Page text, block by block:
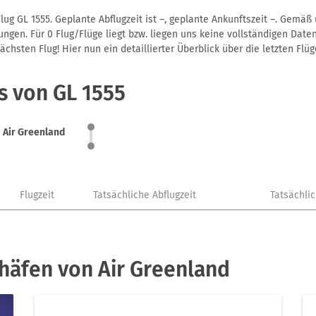
GL 1555. Geplante Abflugzeit ist –, geplante Ankunftszeit –.
Für 0 Flug/Flüge liegt bzw. liegen uns keine vollständigen
Flug! Hier nun ein detaillierter Überblick über die letzten
GL 1555
Air Greenland
Flugzeit Tatsächliche Abflugzeit
von Air Greenland